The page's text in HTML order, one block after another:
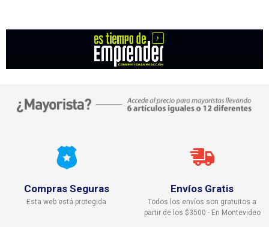
Compras Seguras
Esta web está protegida
Envíos Gratis
Todos los envíos son gratuitos a
partir de los $3500 - En Montevideo